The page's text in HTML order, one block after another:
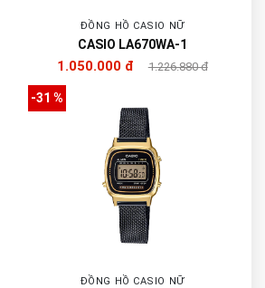
ĐỒNG HỒ CASIO NỮ
CASIO LA670WA-1
1.050.000 đ 1.226.880 đ
-31 %
ĐỒNG HỒ CASIO NỮ